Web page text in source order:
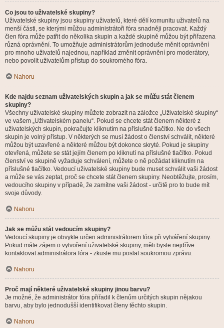
Co jsou to uživatelské skupiny?
Uživatelské skupiny jsou skupiny uživatelů, které dělí komunitu uživatelů na
menší části, se kterými můžou administrátoři fóra snadněji pracovat. Každý
člen fóra může patřit do několika skupin a každé skupině můžou být přiřazena
různá oprávnění. To umožňuje administrátorům jednoduše měnit oprávnění
pro mnoho uživatelů najednou, například změnit oprávnění pro moderátory,
nebo povolit uživatelům přístup do soukromého fóra.
Nahoru
Kde najdu seznam uživatelských skupin a jak se můžu stát členem
skupiny?
Všechny uživatelské skupiny můžete zobrazit na záložce „Uživatelské skupiny“
ve vašem „Uživatelském panelu“. Pokud se chcete stát členem některé z
uživatelských skupin, pokračujte kliknutím na příslušné tlačítko. Ne do všech
skupin je volný přístup. V některých se musí žádost o členství schválit, některé
můžou být uzavřené a některé můžou být dokonce skryté. Pokud je skupiny
otevřená, můžete se stát jejím členem po kliknutí na příslušné tlačítko. Pokud
členství ve skupině vyžaduje schválení, můžete o ně požádat kliknutím na
příslušné tlačítko. Vedoucí uživatelské skupiny bude muset schválit vaši žádost
a může se vás zeptat, proč se chcete stát členem skupiny. Neobtěžujte, prosím,
vedoucího skupiny v případě, že zamítne vaši žádost - určitě pro to bude mít
svoje důvody.
Nahoru
Jak se můžu stát vedoucím skupiny?
Vedoucí skupiny je obvykle určen administrátorem fóra při vytváření skupiny.
Pokud máte zájem o vytvoření uživatelské skupiny, měli byste nejdříve
kontaktovat administrátora fóra - zkuste mu poslat soukromou zprávu.
Nahoru
Proč mají některé uživatelské skupiny jinou barvu?
Je možné, že administrátor fóra přiřadil k členům určitých skupin nějakou
barvu, aby bylo jednodušší identifikovat členy těchto skupin.
Nahoru